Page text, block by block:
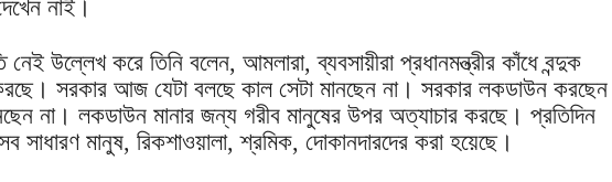
নাই।
উল্লেখ করে তিনি বলেন, আমলারা, ব্যবসায়ীরা প্রধানমন্ত্রীর কাঁধে বন্দুক
সরকার আজ যেটা বলছে কাল সেটা মানছেন না। সরকার লকডাউন করছেন
না। লকডাউন মানার জন্য গরীব মানুষের উপর অত্যাচার করছে। প্রতিদিন
সাধারণ মানুষ, রিকশাওয়ালা, শ্রমিক, দোকানদারদের করা হয়েছে।